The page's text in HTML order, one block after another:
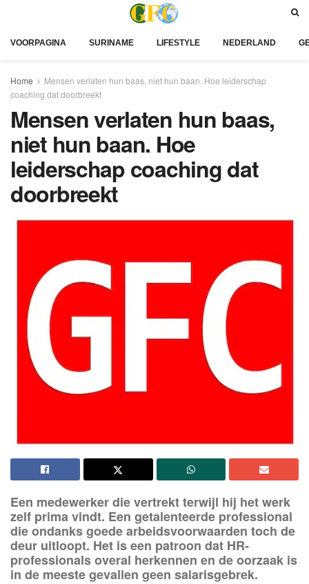
VOORPAGINA SURINAME LIFESTYLE NEDERLAND
Home
Mensen verlaten hun baas, niet hun baan. Hoe leiderschap
coaching dat doorbreekt
Mensen verlaten hun baas,
niet hun baan. Hoe
leiderschap coaching dat
doorbreekt
Een medewerker die vertrekt terwijl hij het werk
zelf prima vindt. Een getalenteerde professional
die ondanks goede arbeidsvoorwaarden toch de
deur uitloopt. Het is een patroon dat HR-
professionals overal herkennen en de oorzaak is
in de meeste gevallen geen salarisgebrek.